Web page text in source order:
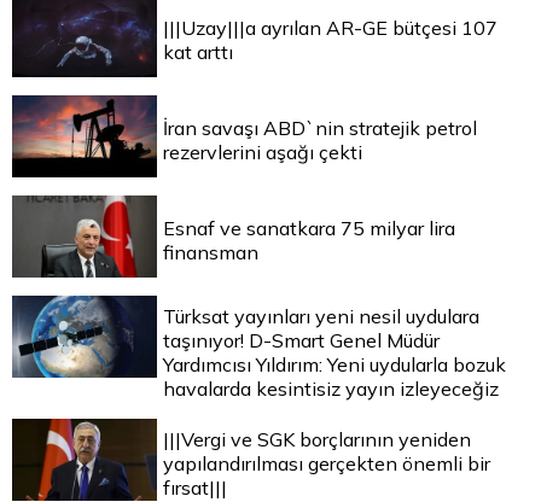
|||Uzay|||a ayrılan AR-GE bütçesi 107
kat arttı
İran savaşı ABD`nin stratejik petrol
rezervlerini aşağı çekti
Esnaf ve sanatkara 75 milyar lira
finansman
Türksat yayınları yeni nesil uydulara
taşınıyor! D-Smart Genel Müdür
Yardımcısı Yıldırım: Yeni uydularla bozuk
havalarda kesintisiz yayın izleyeceğiz
|||Vergi ve SGK borçlarının yeniden
yapılandırılması gerçekten önemli bir
fırsat|||